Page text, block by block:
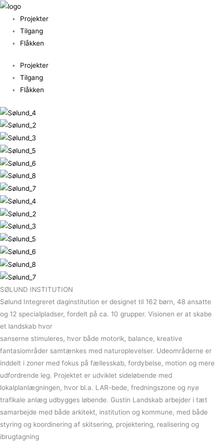
Gå
indholdet
Projekter
Tilgang
Flåkken
Projekter
Tilgang
Flåkken
SØLUND INSTITUTION
Sølund Integreret daginstitution er designet til 162 børn, 48 ansatte
og 12 specialpladser, fordelt på ca. 10 grupper. Visionen er at skabe
et landskab hvor
sanserne stimuleres, hvor både motorik, balance, kreative
fantasiområder samtænkes med naturoplevelser. Udeområderne er
inddelt i zoner med fokus på fællesskab, fordybelse, motion og mere
udfordrende leg. Projektet er udviklet sideløbende med
lokalplanlægningen, hvor bl.a. LAR-bede, fredningszone og nye
trafikale anlæg udbygges løbende. Gustin Landskab arbejder i tæt
samarbejde med både arkitekt, institution og kommune, med både
styring og koordinering af skitsering, projektering, realisering og
ibrugtagning